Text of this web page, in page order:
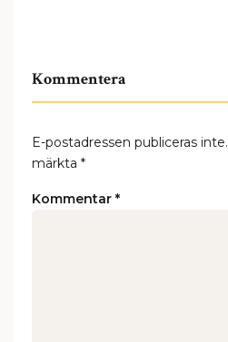
Kommentera
E-postadressen publiceras inte.
märkta *
Kommentar *